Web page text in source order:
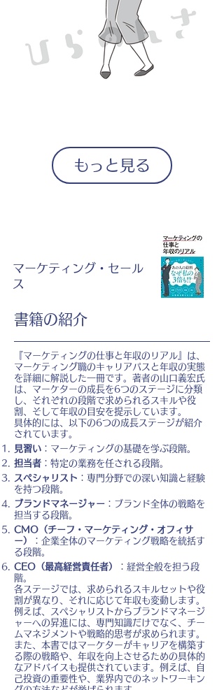
もっと見る
マーケティング・セール
ス
書籍の紹介
『マーケティングの仕事と年収のリアル』は、
マーケティング職のキャリアパスと年収の実態
を詳細に解説した一冊です。著者の山口義宏氏
は、マーケターの成長を6つのステージに分類
し、それぞれの段階で求められるスキルや役
割、そして年収の目安を提示しています。
具体的には、以下の6つの成長ステージが紹介
されています。
見習い ：マーケティングの基礎を学ぶ段階。
担当者 ：特定の業務を任される段階。
スペシャリスト ：専門分野での深い知識と経験
を持つ段階。
ブランドマネージャー ：ブランド全体の戦略を
担当する段階。
CMO（チーフ・マーケティング・オフィサ
ー）
：企業全体のマーケティング戦略を統括す
る段階。
CEO（最高経営責任者）
：経営全般を担う段
階。
各ステージでは、求められるスキルセットや役
割が異なり、それに応じて年収も変動します。
例えば、スペシャリストからブランドマネージ
ャーへの昇進には、専門知識だけでなく、チー
ムマネジメントや戦略的思考が求められます。
また、本書ではマーケターがキャリアを構築す
る際の戦略や、年収を向上させるための具体的
なアドバイスも提供されています。例えば、自
己投資の重要性や、業界内でのネットワーキン